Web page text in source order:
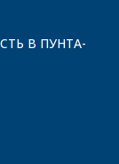
В ПУНТА-